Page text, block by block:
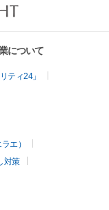
について
ティ24」
エ）
対策